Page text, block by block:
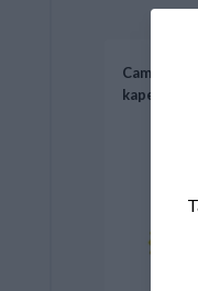
kapea 480/